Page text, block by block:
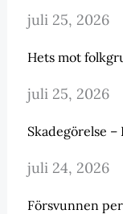
juli 25, 2026
Hets mot
juli 25, 2026
Skadegörelse –
juli 24, 2026
Försvunnen